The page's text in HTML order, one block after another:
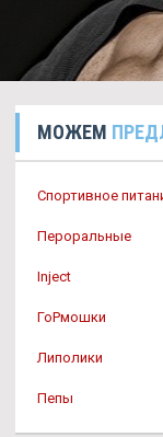
МОЖЕМ
Спортивное
Пероральные
Inject
ГоРмошки
Липолики
Пепы